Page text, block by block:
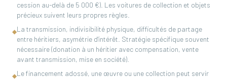
cession au-delà de 5 000 €). Les voitures de collection et objets
précieux suivent leurs propres règles.
◆La transmission, indivisibilité physique, difficultés de partage
entre héritiers, asymétrie d'intérêt. Stratégie spécifique souvent
nécessaire (donation à un héritier avec compensation, vente
avant transmission, mise en société).
◆Le financement adossé, une œuvre ou une collection peut servir